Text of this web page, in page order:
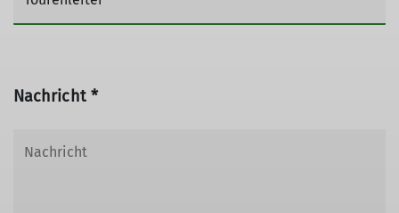
Nachricht *